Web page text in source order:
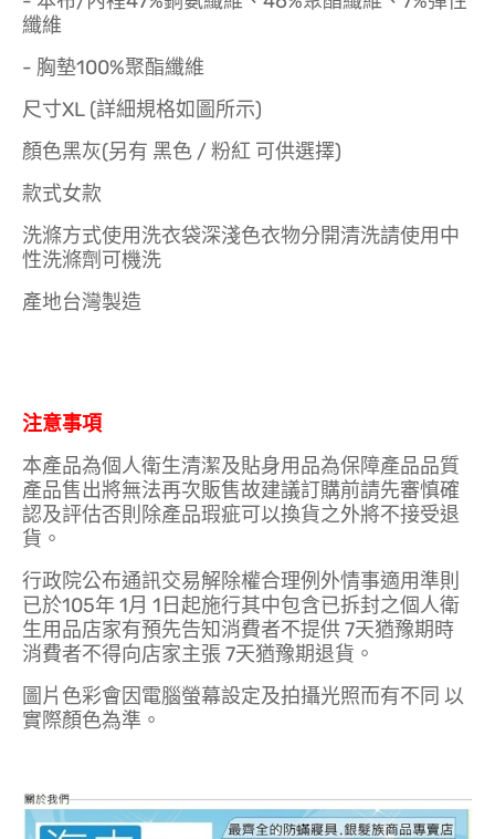
纖維
- 胸墊100%聚酯纖維
尺寸XL (詳細規格如圖所示)
顏色黑灰(另有 黑色 / 粉紅 可供選擇)
款式女款
洗滌方式使用洗衣袋深淺色衣物分開清洗請使用中
性洗滌劑可機洗
產地台灣製造
注意事項
本產品為個人衛生清潔及貼身用品為保障產品品質
產品售出將無法再次販售故建議訂購前請先審慎確
認及評估否則除產品瑕疵可以換貨之外將不接受退
貨。
行政院公布通訊交易解除權合理例外情事適用準則
已於105年 1月 1日起施行其中包含已拆封之個人衛
生用品店家有預先告知消費者不提供 7天猶豫期時
消費者不得向店家主張 7天猶豫期退貨。
圖片色彩會因電腦螢幕設定及拍攝光照而有不同 以
實際顏色為準。